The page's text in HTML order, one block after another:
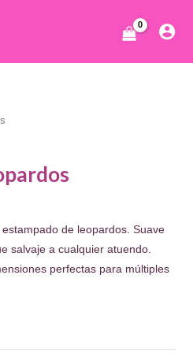
de leopardos. Suave
salvaje a cualquier atuendo.
perfectas para múltiples